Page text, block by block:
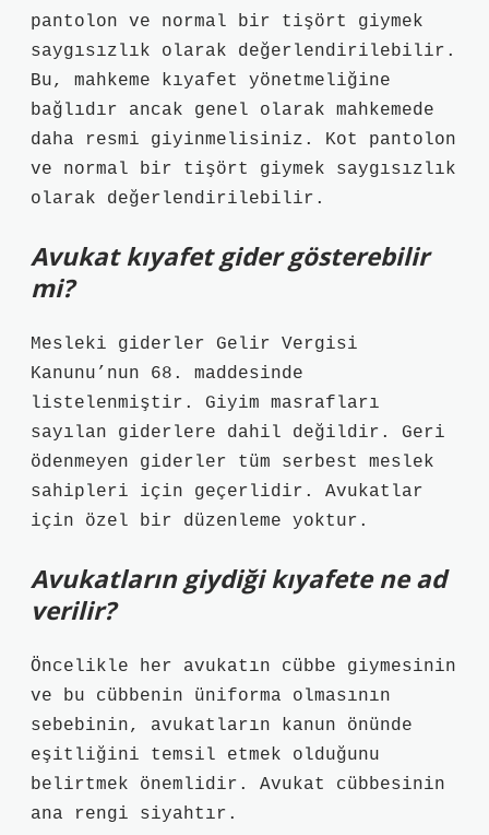
pantolon ve normal bir tişört giymek
saygısızlık olarak değerlendirilebilir.
Bu, mahkeme kıyafet yönetmeliğine
bağlıdır ancak genel olarak mahkemede
daha resmi giyinmelisiniz. Kot pantolon
ve normal bir tişört giymek saygısızlık
olarak değerlendirilebilir.
Avukat kıyafet gider gösterebilir
mi?
Mesleki giderler Gelir Vergisi
Kanunu’nun 68. maddesinde
listelenmiştir. Giyim masrafları
sayılan giderlere dahil değildir. Geri
ödenmeyen giderler tüm serbest meslek
sahipleri için geçerlidir. Avukatlar
için özel bir düzenleme yoktur.
Avukatların giydiği kıyafete ne ad
verilir?
Öncelikle her avukatın cübbe giymesinin
ve bu cübbenin üniforma olmasının
sebebinin, avukatların kanun önünde
eşitliğini temsil etmek olduğunu
belirtmek önemlidir. Avukat cübbesinin
ana rengi siyahtır.